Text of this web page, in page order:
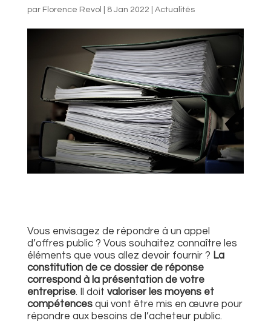
par Florence Revol 8 Jan 2022 Actualités
Vous envisagez de répondre à un appel
d’offres public? Vous souhaitez connaître les
éléments que vous allez devoir fournir ? La
constitution de ce dossier de réponse
correspond à la présentation de votre
entreprise. Il doit valoriser les moyens et
compétencesqui vont être mis en œuvre pour
répondre aux besoins de l’acheteur public.